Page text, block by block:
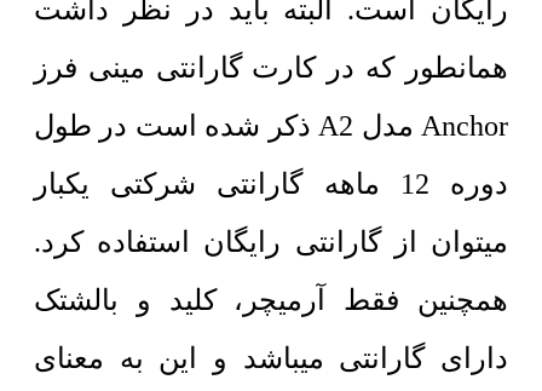
رایگان است. البته باید در نظر داشت
همانطور که در کارت گارانتی مینی فرز
Anchor مدل A2 ذکر شده است در طول
دوره 12 ماهه گارانتی شرکتی یکبار
میتوان از گارانتی رایگان استفاده کرد.
همچنین فقط آرمیچر، کلید و بالشتک
دارای گارانتی میباشد و این به معنای